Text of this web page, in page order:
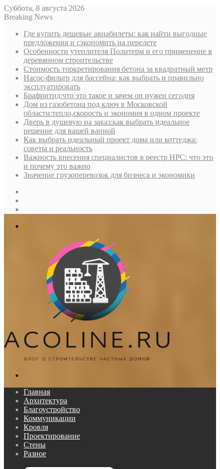
Суббота, 8 августа 2026
Breaking News
Где купить дешевые авиабилеты: как найти выгодные
предложения и сэкономить на перелете
Особенности утеплителя Политерм и его применение в
деревянном строительстве
Стоимость торкретирования бетона за квадратный метр
Насос-фильтр для бассейна: как выбрать и правильно
эксплуатировать
Брафритид:что это такое и зачем он нужен сегодня
Дом из газобетона под ключ в Московской
области:тепло,скорость и экономия в одном проекте
Дверь в душевую на заказ:как выбрать идеальное
решение для вашей ванной
Как выбрать идеальный проект дома или коттеджа:
советы и реальность
Важность внесения специалистов в реестр НРС: что это
и почему это важно
Значение грузоперевозок для бизнеса и экономики
Главная
Архитектура
Благоустройство
Коммуникации
Кровля
Проектирование
Стены
Разное